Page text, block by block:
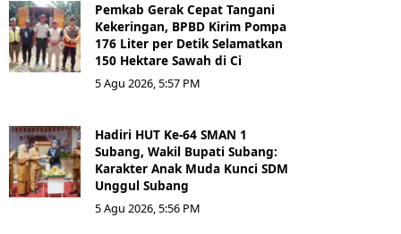
Pemkab Gerak Cepat Tangani
Kekeringan, BPBD Kirim Pompa
176 Liter per Detik Selamatkan
150 Hektare Sawah di Ci
5 Agu 2026, 5:57 PM
Hadiri HUT Ke-64 SMAN 1
Subang, Wakil Bupati Subang:
Karakter Anak Muda Kunci SDM
Unggul Subang
5 Agu 2026, 5:56 PM